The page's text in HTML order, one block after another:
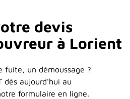
devis
à Lorient
fuite, un démoussage ?
dès aujourd'hui au
formulaire en ligne.